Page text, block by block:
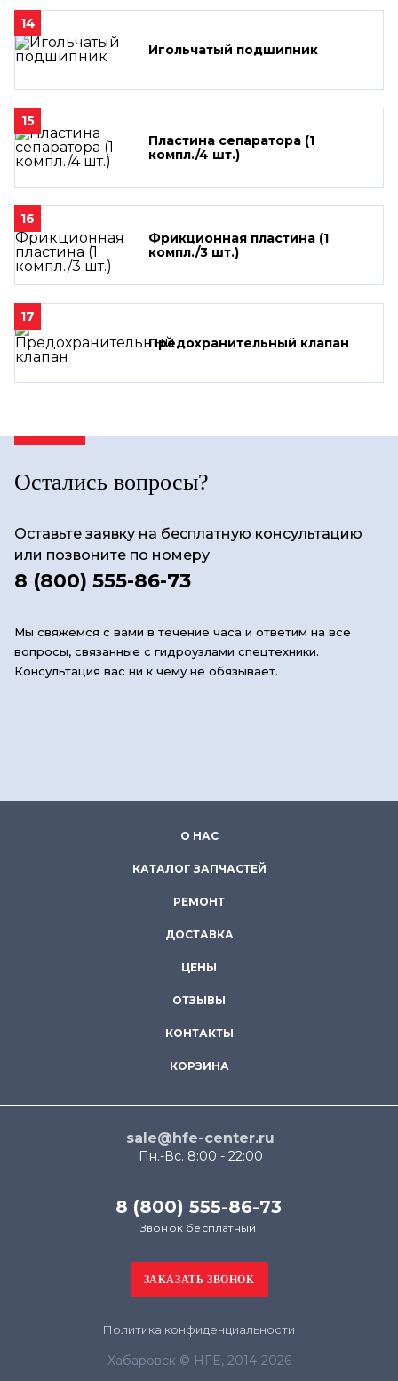
14
Игольчатый подшипник
15
Пластина сепаратора (1
компл./4 шт.)
16
Фрикционная пластина (1
компл./3 шт.)
17
Предохранительный клапан
Остались вопросы?
Оставьте заявку на бесплатную консультацию
или позвоните по номеру
8 (800) 555-86-73
Мы свяжемся с вами в течение часа и ответим на все
вопросы, связанные с гидроузлами спецтехники.
Консультация вас ни к чему не обязывает.
О НАС
КАТАЛОГ ЗАПЧАСТЕЙ
РЕМОНТ
ДОСТАВКА
ЦЕНЫ
ОТЗЫВЫ
КОНТАКТЫ
КОРЗИНА
sale@hfe-center.ru
Пн.-Вс. 8:00 - 22:00
8 (800) 555-86-73
Звонок бесплатный
Политика конфиденциальности
Хабаровск © HFE, 2014-2026